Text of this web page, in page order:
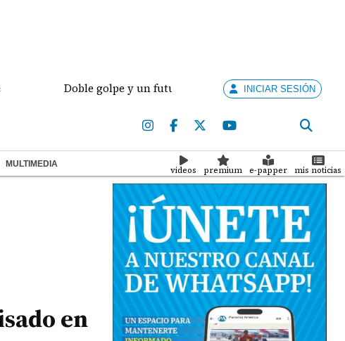
Doble golpe y un futuro por revisar Meduca
INICIAR SESIÓN
MULTIMEDIA
videos premium e-papper mis noticias
en